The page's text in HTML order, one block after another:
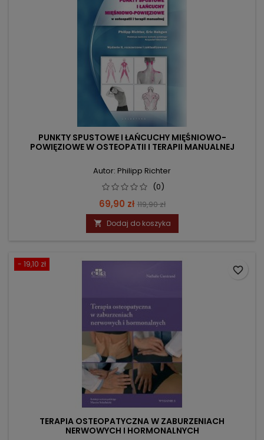
PUNKTY SPUSTOWE I ŁAŃCUCHY MIĘŚNIOWO-
POWIĘZIOWE W OSTEOPATII I TERAPII MANUALNEJ
Autor: Philipp Richter
(0)
Cena
69,90 zł Cena
podstawowa
119,90 zł
 Dodaj do koszyka
- 19,10 zł
TERAPIA OSTEOPATYCZNA W ZABURZENIACH
NERWOWYCH I HORMONALNYCH
favorite_border